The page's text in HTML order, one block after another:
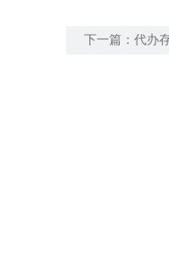
下一篇： 代办